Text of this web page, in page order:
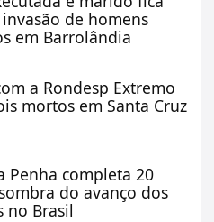
de homens
em Barrolândia
a Rondesp Extremo
mortos em Santa Cruz
Penha completa 20
do avanço dos
no Brasil